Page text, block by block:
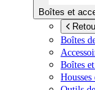
Boîtes et
Boîtes
Boîtes
Housses